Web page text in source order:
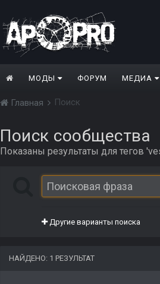
МОДЫ ФОРУМ МЕДИА
Главная Поиск
Поиск сообщества
Показаны результаты для тегов
Другие варианты поиска
НАЙДЕНО: 1 РЕЗУЛЬТАТ